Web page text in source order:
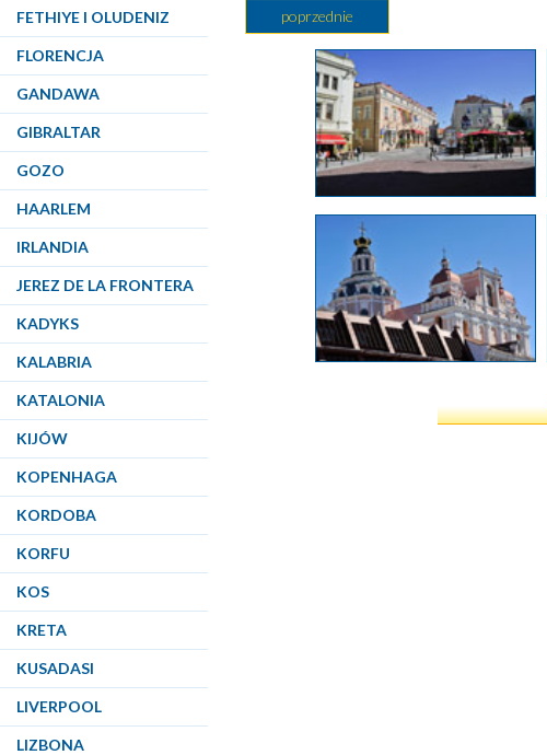
FETHIYE I OLUDENIZ
FLORENCJA
GANDAWA
GIBRALTAR
GOZO
HAARLEM
IRLANDIA
JEREZ DE LA FRONTERA
KADYKS
KALABRIA
KATALONIA
KIJÓW
KOPENHAGA
KORDOBA
KORFU
KOS
KRETA
KUSADASI
LIVERPOOL
LIZBONA
poprzednie